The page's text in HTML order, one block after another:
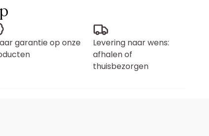
garantie op onze
Levering naar wens:
afhalen of
thuisbezorgen